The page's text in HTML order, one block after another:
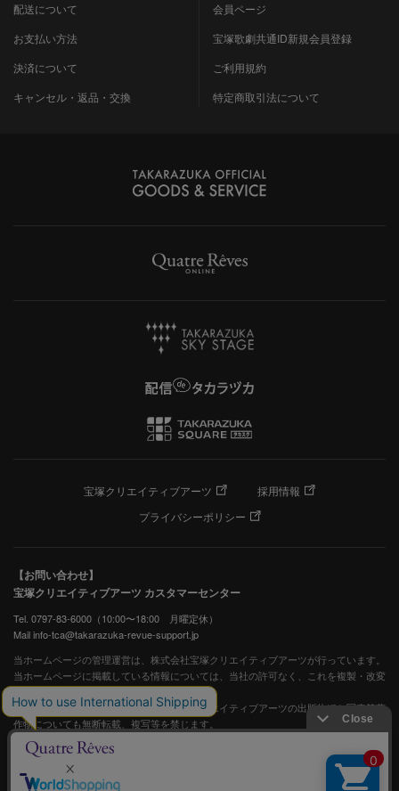
配送について
お支払い方法
決済について
キャンセル・返品・交換
会員ページ
宝塚歌劇共通ID新規会員登録
ご利用規約
特定商取引法について
宝塚クリエイティブアーツ
採用情報
プライバシーポリシー
【お問い合わせ】
宝塚クリエイティブアーツ カスタマーセンター
Tel. 0797-83-6000（10:00〜18:00 月曜定休）
Mail info-tca@takarazuka-revue-support.jp
当ホームページの管理運営は、株式会社宝塚クリエイティブアーツが行っています。
当ホームページに掲載している情報については、当社の許可なく、これを複製・改変
することを固く禁止します。
また、阪急電鉄並びに宝塚歌劇団、宝塚クリエイティブアーツの出版物ほか写真等著
作物についても無断転載、複写等を禁じます。
宝塚歌劇公式ホームページ
JASRAC許諾番号：S0507081515